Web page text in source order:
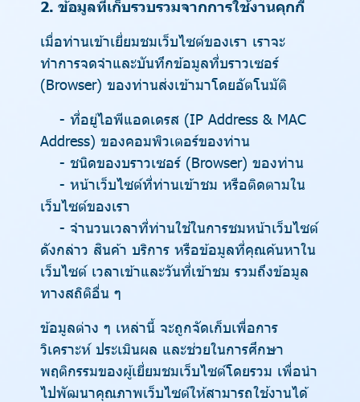
2. ข้อมูลที่เก็บรวบรวมจากการใช้งานคุกกี้
เมื่อท่านเข้าเยี่ยมชมเว็บไซต์ของเรา เราจะ
ทำการจดจำและบันทึกข้อมูลที่บราวเซอร์
(Browser) ของท่านส่งเข้ามาโดยอัตโนมัติ
- ที่อยู่ไอพีแอดเดรส (IP Address & MAC
Address) ของคอมพิวเตอร์ของท่าน
- ชนิดของบราวเซอร์ (Browser) ของท่าน
- หน้าเว็บไซต์ที่ท่านเข้าชม หรือติดตามใน
เว็บไซต์ของเรา
- จำนวนเวลาที่ท่านใช้ในการชมหน้าเว็บไซต์
ดังกล่าว สินค้า บริการ หรือข้อมูลที่คุณค้นหาใน
เว็บไซต์ เวลาเข้าและวันที่เข้าชม รวมถึงข้อมูล
ทางสถิติอื่น ๆ
ข้อมูลต่าง ๆ เหล่านี้ จะถูกจัดเก็บเพื่อการ
วิเคราะห์ ประเมินผล และช่วยในการศึกษา
พฤติกรรมของผู้เยี่ยมชมเว็บไซต์โดยรวม เพื่อนำ
ไปพัฒนาคุณภาพเว็บไซต์ให้สามารถใช้งานได้